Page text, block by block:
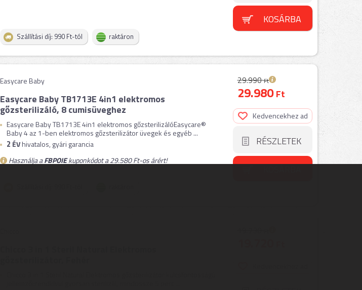
Szállítási díj: 990 Ft-tól raktáron
KOSÁRBA
Easycare Baby
Easycare Baby TB1713E 4in1 elektromos
gőzsterilizáló, 8 cumisüveghez
Easycare Baby TB1713E 4in1 elektromos gőzsterilizálóEasycare®
Baby 4 az 1-ben elektromos gőzsterilizátor üvegek és egyéb ...
2 ÉVhivatalos, gyári garancia
Használja aFBPOIEkuponkódot a 29.580 Ft-os árért!
29.990Ft
29.980Ft
Kedvencekhez ad
RÉSZLETEK